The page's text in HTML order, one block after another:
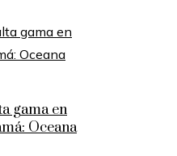
gama en
Oceana